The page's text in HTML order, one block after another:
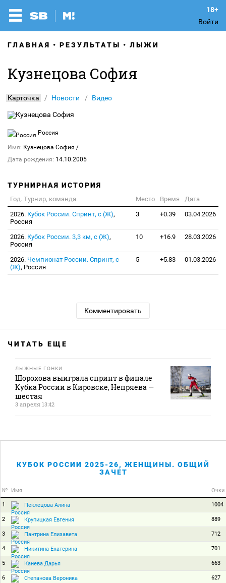
Войти
ГЛАВНАЯ РЕЗУЛЬТАТЫ ЛЫЖИ
Кузнецова София
Карточка Новости Видео
Россия
Имя: Кузнецова София /
Дата рождения: 14.10.2005
ТУРНИРНАЯ ИСТОРИЯ
Год. Турнир, команда Место Время
Дата
2026. Кубок России. Спринт, с (Ж),
Россия
3 +0.39 03.04.2026
2026. Кубок России. 3,3 км, с (Ж),
Россия
10 +16.9 28.03.2026
2026. Чемпионат России. Спринт, с
(Ж), Россия
5 +5.83 01.03.2026
Комментировать
ЧИТАТЬ ЕЩЕ
ЛЫЖНЫЕ ГОНКИ
Шорохова выиграла спринт в финале
Кубка России в Кировске, Непряева —
шестая
3 апреля 13:42
КУБОК РОССИИ 2025-26, ЖЕНЩИНЫ. ОБЩИЙ
ЗАЧЕТ
№ Имя Очки
1 Пеклецова Алина 1004
2 Крупицкая Евгения 889
3 Пантрина Елизавета 712
4 Никитина Екатерина 701
5 Канева Дарья 663
6 Степанова Вероника 627